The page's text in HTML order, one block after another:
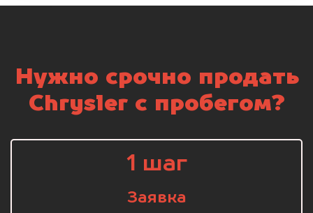
Нужно срочно продать
Chrysler с пробегом?
1 шаг
Заявка